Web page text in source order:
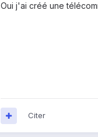
Oui j'ai créé une
Citer